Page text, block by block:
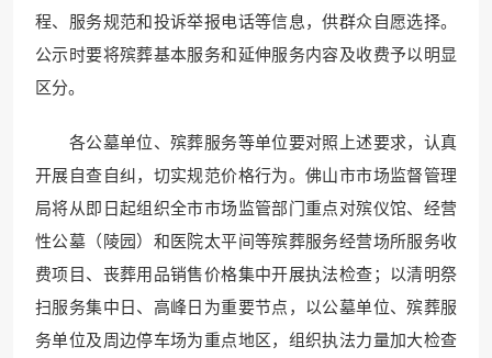
程、服务规范和投诉举报电话等信息，供群众自愿选择。
公示时要将殡葬基本服务和延伸服务内容及收费予以明显
区分。
各公墓单位、殡葬服务等单位要对照上述要求，认真
开展自查自纠，切实规范价格行为。佛山市市场监督管理
局将从即日起组织全市市场监管部门重点对殡仪馆、经营
性公墓（陵园）和医院太平间等殡葬服务经营场所服务收
费项目、丧葬用品销售价格集中开展执法检查；以清明祭
扫服务集中日、高峰日为重要节点，以公墓单位、殡葬服
务单位及周边停车场为重点地区，组织执法力量加大检查